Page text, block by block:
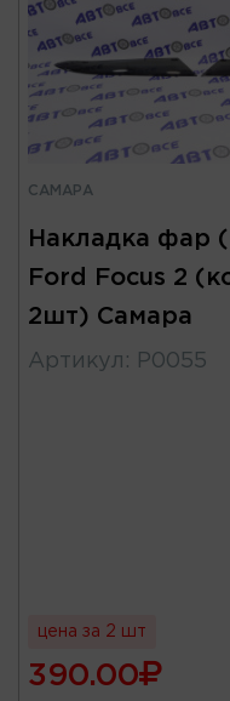
САМАРА
Накладка фар
Ford Focus 2
2шт) Самара
Артикул : Р0055
цена за 2 шт
390.00